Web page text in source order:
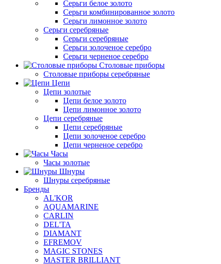
Серьги белое золото
Серьги комбинированное золото
Серьги лимонное золото
Серьги серебряные
Серьги серебряные
Серьги золоченое серебро
Серьги черненое серебро
Столовые приборы
Столовые приборы серебряные
Цепи
Цепи золотые
Цепи белое золото
Цепи лимонное золото
Цепи серебряные
Цепи серебряные
Цепи золоченое серебро
Цепи черненое серебро
Часы
Часы золотые
Шнуры
Шнуры серебряные
Бренды
AL'KOR
AQUAMARINE
CARLIN
DEL'TA
DIAMANT
EFREMOV
MAGIC STONES
MASTER BRILLIANT